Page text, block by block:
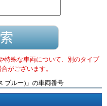
特殊な車両について、別のタイプ
がございます。
ブルー) 」 の車両番号